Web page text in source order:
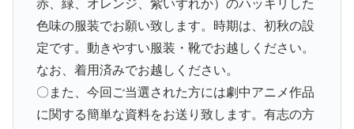
赤、緑、オレンジ、紫いずれか）のハッキリした
色味の服装でお願い致します。時期は、初秋の設
定です。動きやすい服装・靴でお越しください。
なお、着用済みでお越しください。
〇また、今回ご当選された方には劇中アニメ作品
に関する簡単な資料をお送り致します。有志の方